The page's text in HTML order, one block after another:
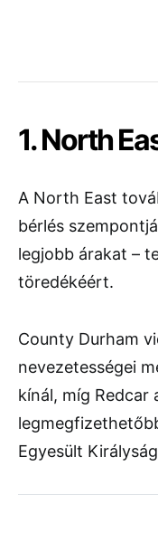
1. North
A North East
bérlés
legjobb árakat –
töredékéért.
County Durham
nevezetességei
kínál, míg Redcar
Egyesült